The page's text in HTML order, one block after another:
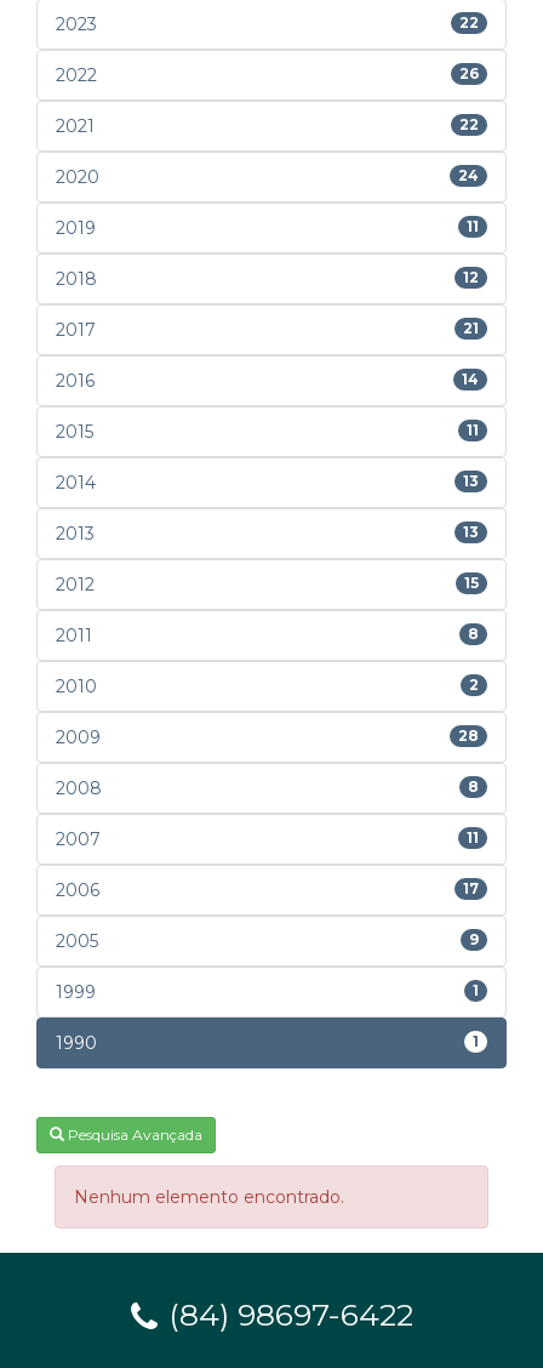
2023 22
2022 26
2021 22
2020 24
2019 11
2018 12
2017 21
2016 14
2015 11
2014 13
2013 13
2012 15
2011 8
2010 2
2009 28
2008 8
2007 11
2006 17
2005 9
1999 1
1990 1
Pesquisa Avançada
Nenhum elemento encontrado.
(84) 98697-6422